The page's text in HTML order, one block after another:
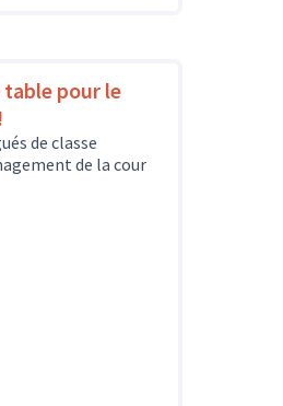
table pour le
de classe
de la cour